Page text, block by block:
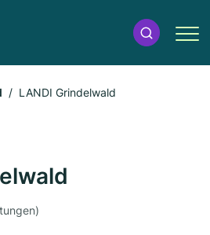
LANDI Grindelwald